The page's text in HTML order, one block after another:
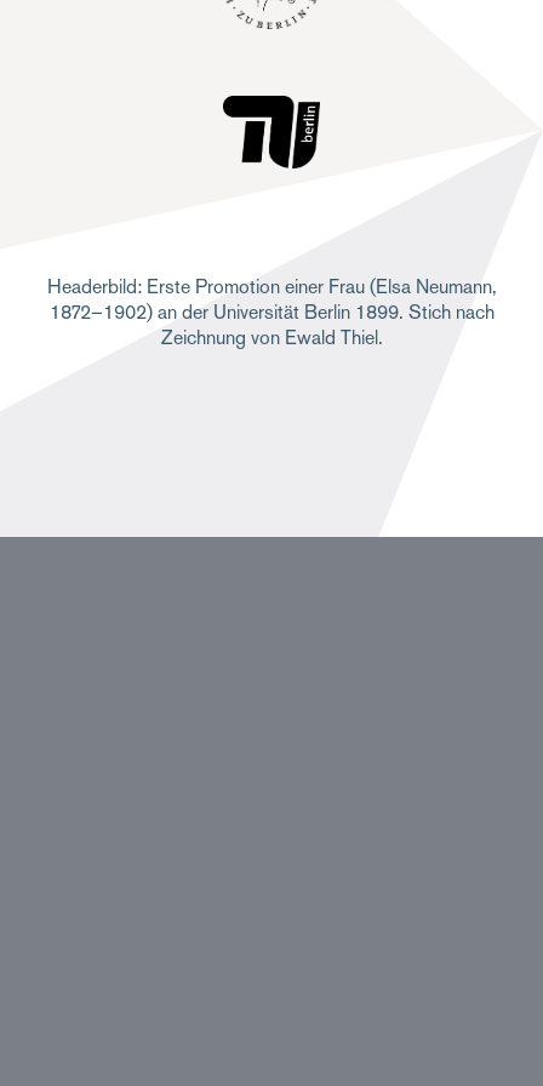
Headerbild: Erste Promotion einer Frau (Elsa Neumann,
1872–1902) an der Universität Berlin 1899. Stich nach
Zeichnung von Ewald Thiel.